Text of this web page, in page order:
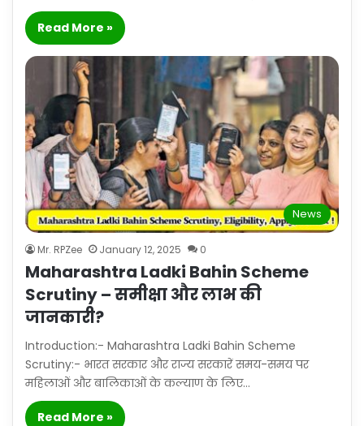
Read More »
News
Mr. RPZee January 12, 2025 0
Maharashtra Ladki Bahin Scheme
Scrutiny – समीक्षा और लाभ की
जानकारी?
Introduction:- Maharashtra Ladki Bahin Scheme
Scrutiny:- भारत सरकार और राज्य सरकारें समय-समय पर
महिलाओं और बालिकाओं के कल्याण के लिए…
Read More »